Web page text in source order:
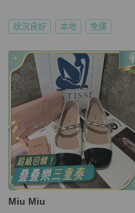
狀況良好 本地 免運
Miu Miu